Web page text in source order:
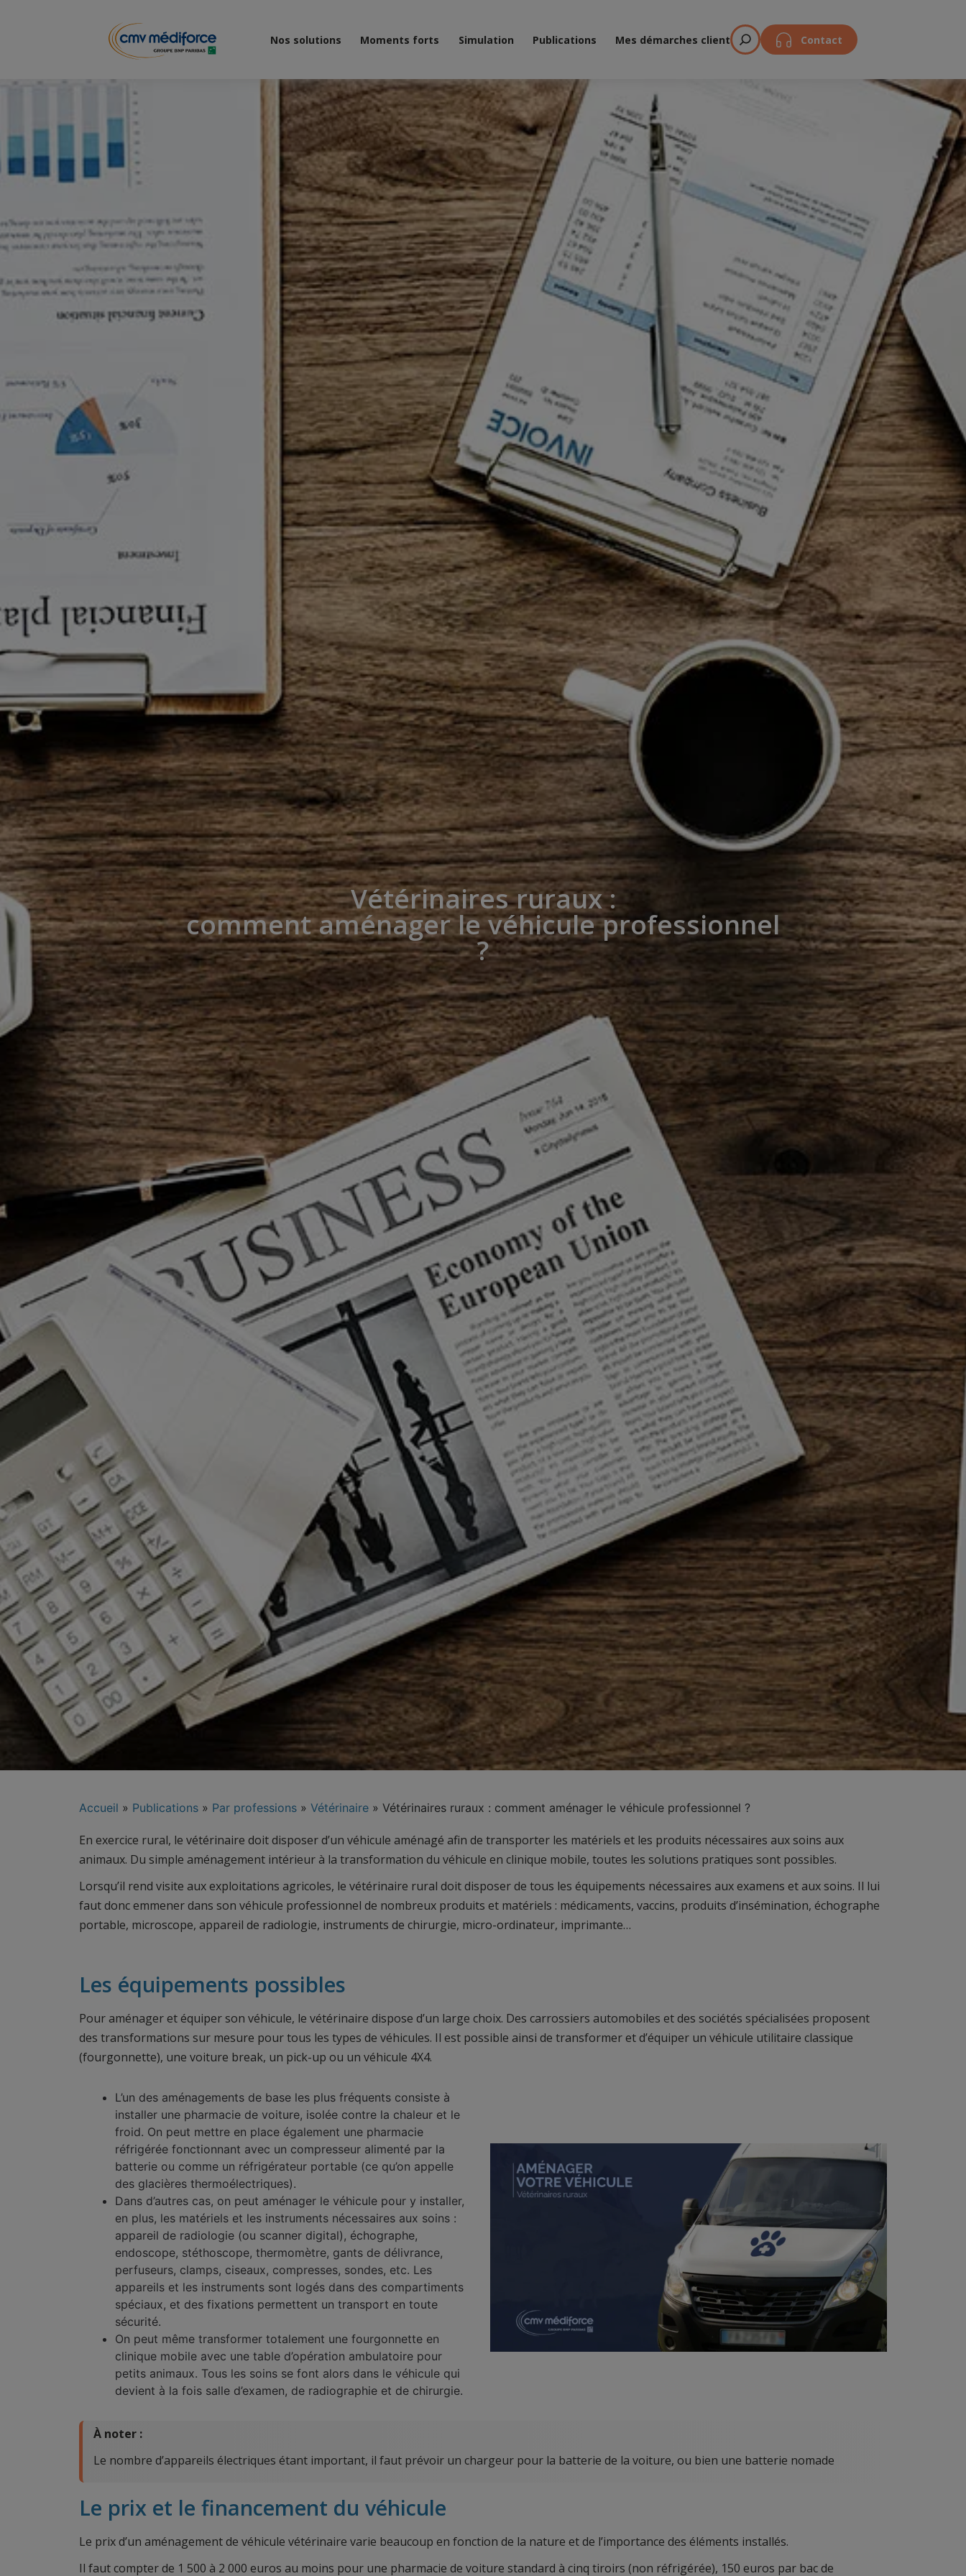
Nos solutions Moments forts Simulation Publications Mes démarches client Contact
Vétérinaires ruraux :
comment aménager le véhicule professionnel
?
Accueil » Publications » Par professions » Vétérinaire » Vétérinaires ruraux : comment aménager le véhicule professionnel ?
En exercice rural, le vétérinaire doit disposer d’un véhicule aménagé afin de transporter les matériels et les produits nécessaires aux soins aux
animaux. Du simple aménagement intérieur à la transformation du véhicule en clinique mobile, toutes les solutions pratiques sont possibles.
Lorsqu’il rend visite aux exploitations agricoles, le vétérinaire rural doit disposer de tous les équipements nécessaires aux examens et aux soins. Il lui
faut donc emmener dans son véhicule professionnel de nombreux produits et matériels : médicaments, vaccins, produits d’insémination, échographe
portable, microscope, appareil de radiologie, instruments de chirurgie, micro-ordinateur, imprimante…
Les équipements possibles
Pour aménager et équiper son véhicule, le vétérinaire dispose d’un large choix. Des carrossiers automobiles et des sociétés spécialisées proposent
des transformations sur mesure pour tous les types de véhicules. Il est possible ainsi de transformer et d’équiper un véhicule utilitaire classique
(fourgonnette), une voiture break, un pick-up ou un véhicule 4X4.
L’un des aménagements de base les plus fréquents consiste à
installer une pharmacie de voiture, isolée contre la chaleur et le
froid. On peut mettre en place également une pharmacie
réfrigérée fonctionnant avec un compresseur alimenté par la
batterie ou comme un réfrigérateur portable (ce qu’on appelle
des glacières thermoélectriques).
Dans d’autres cas, on peut aménager le véhicule pour y installer,
en plus, les matériels et les instruments nécessaires aux soins :
appareil de radiologie (ou scanner digital), échographe,
endoscope, stéthoscope, thermomètre, gants de délivrance,
perfuseurs, clamps, ciseaux, compresses, sondes, etc. Les
appareils et les instruments sont logés dans des compartiments
spéciaux, et des fixations permettent un transport en toute
sécurité.
On peut même transformer totalement une fourgonnette en
clinique mobile avec une table d’opération ambulatoire pour
petits animaux. Tous les soins se font alors dans le véhicule qui
devient à la fois salle d’examen, de radiographie et de chirurgie.
À noter :
Le nombre d’appareils électriques étant important, il faut prévoir un chargeur pour la batterie de la voiture, ou bien une batterie nomade
Le prix et le financement du véhicule
Le prix d’un aménagement de véhicule vétérinaire varie beaucoup en fonction de la nature et de l’importance des éléments installés.
Il faut compter de 1 500 à 2 000 euros au moins pour une pharmacie de voiture standard à cinq tiroirs (non réfrigérée), 150 euros par bac de